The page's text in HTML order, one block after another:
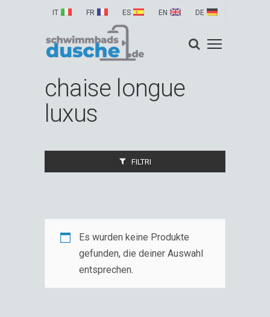
IT FR ES EN DE
chaise longue
luxus
FILTRI
Es wurden keine Produkte
gefunden, die deiner Auswahl
entsprechen.